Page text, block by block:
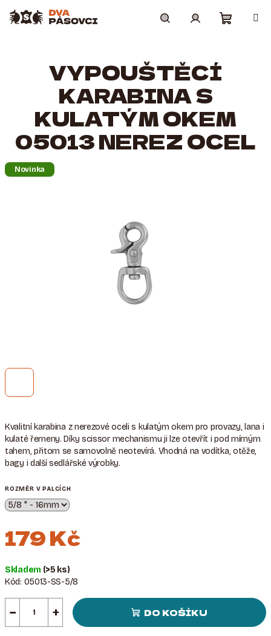
Kvalitní karabina z nerezové oceli s kulatým okem pro provazy, lana i
kulaté řemeny. Díky scissor mechanismu ji lze otevřít i pod mírným
tahem, přitom se samovolně neotevírá. Vhodná na vodítka, otěže,
bagy i další sedlářské výrobky.
ROZMĚR V PALCÍCH
179 Kč
cena:
Skladem (>5 ks)
Kód: 05013-SS-5/8
+
− DO KOŠÍKU
VYPOUŠTĚCÍ
KARABINA S
KULATÝM OKEM
05013 NEREZ OCEL
Novinka